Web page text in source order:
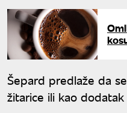
Šepard predlaže da
žitarice ili kao dodatak